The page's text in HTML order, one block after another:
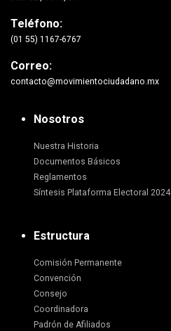
Teléfono:
(01 55) 1167-6767
Correo:
contacto@movimientociudadano.mx
Nosotros
Nuestra Historia
Documentos Básicos
Reglamentos
Síntesis Plataforma Electoral 2024
Estructura
Comisión Permanente
Convención
Consejo
Coordinadora
Padrón de Afiliados